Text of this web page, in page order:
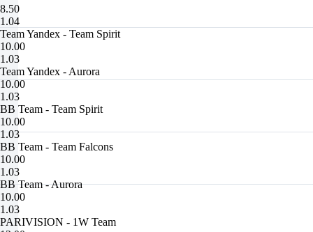
8.50
1.04
Team Yandex - Team Spirit
10.00
1.03
Team Yandex - Aurora
10.00
1.03
BB Team - Team Spirit
10.00
1.03
BB Team - Team Falcons
10.00
1.03
BB Team - Aurora
10.00
1.03
PARIVISION - 1W Team